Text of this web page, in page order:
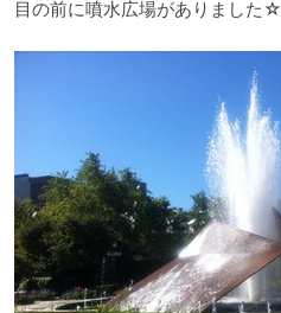
目の前に噴水広場がありました☆